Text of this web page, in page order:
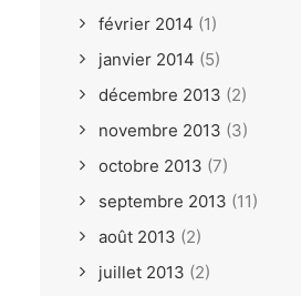
février 2014 (1)
janvier 2014 (5)
décembre 2013 (2)
novembre 2013 (3)
octobre 2013 (7)
septembre 2013 (11)
août 2013 (2)
juillet 2013 (2)